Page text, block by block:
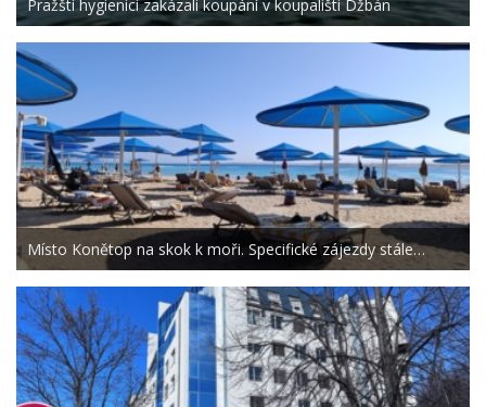
Pražští hygienici zakázali koupání v koupališti Džbán
Místo Konětop na skok k moři. Specifické zájezdy stále…